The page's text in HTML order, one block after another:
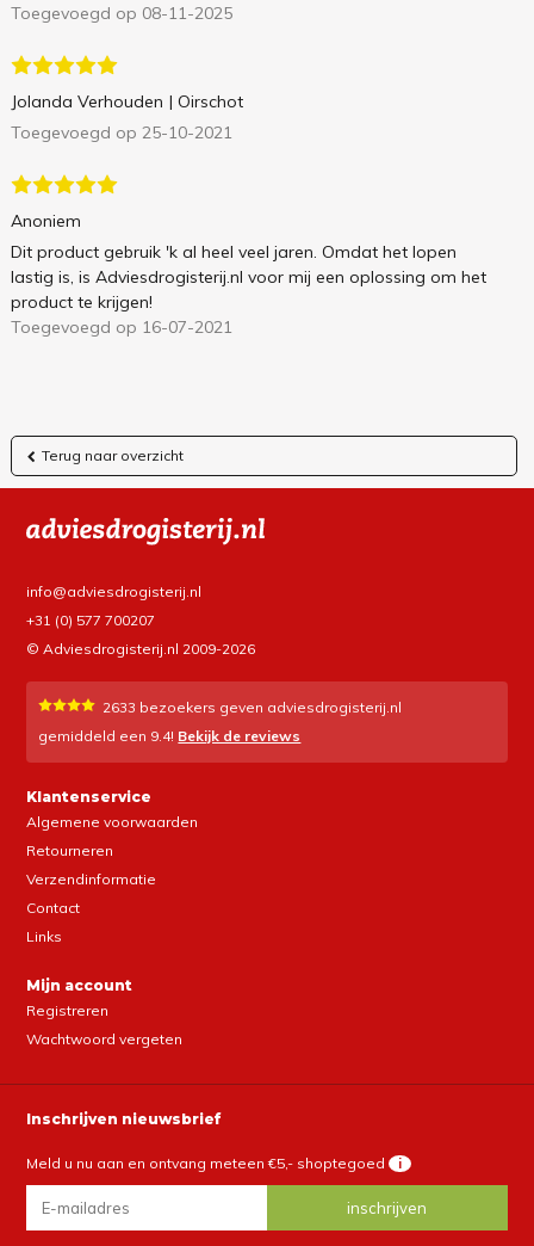
Toegevoegd op 08-11-2025
Jolanda Verhouden | Oirschot
Toegevoegd op 25-10-2021
Anoniem
Dit product gebruik 'k al heel veel jaren. Omdat het lopen
lastig is, is Adviesdrogisterij.nl voor mij een oplossing om het
product te krijgen!
Toegevoegd op 16-07-2021
Terug naar overzicht
info@adviesdrogisterij.nl
+31 (0) 577 700207
© Adviesdrogisterij.nl 2009-2026
2633 bezoekers geven adviesdrogisterij.nl
gemiddeld een 9.4! Bekijk de reviews
Klantenservice
Algemene voorwaarden
Retourneren
Verzendinformatie
Contact
Links
Mijn account
Registreren
Wachtwoord vergeten
Inschrijven nieuwsbrief
Meld u nu aan en ontvang meteen €5,- shoptegoed i